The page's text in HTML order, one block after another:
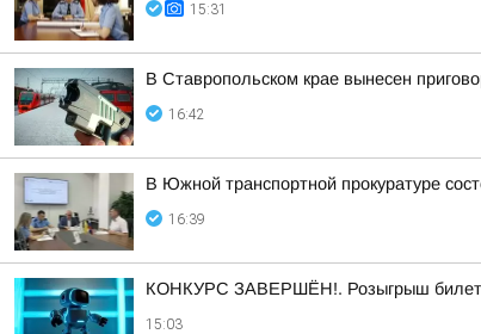
15:31
В Ставропольском крае вынесен
16:42
В Южной транспортной прокуратуре
16:39
КОНКУРС ЗАВЕРШЁН!. Розыгрыш билетов
15:03